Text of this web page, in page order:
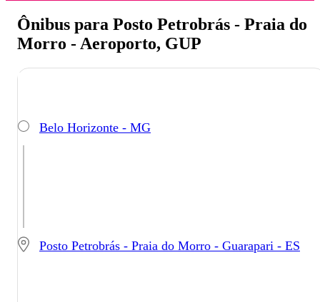
Ônibus para Posto Petrobrás - Praia do
Morro - Aeroporto, GUP
Belo Horizonte - MG
Posto Petrobrás - Praia do Morro - Guarapari - ES